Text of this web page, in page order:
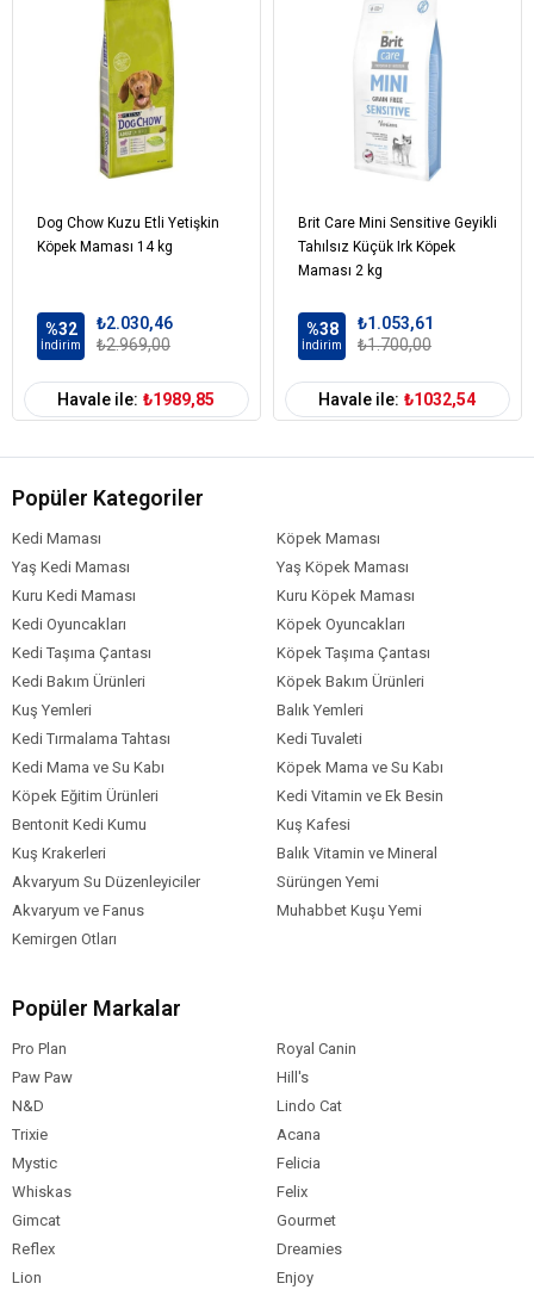
Kurutulmuş Şeker Pancarı
Biftek Ciğeri Aroması
Kurutulmuş Biftek Eti
Ketem Tohumu
Kuru Bira Mayası
Ham Selüloz: %3,50
Ham Kül: %6,50
Nem: %0,00
Kalsiyum: %1,40
Fosfor: %1,40
Sodyum: %0,50
Bakır Sülfat: 17,00 mg/kg
Besin Katkı Maddeleri
Vitamin A
Vitamin B9 (Folik Asit)
Vitamin C
Vitamin D
Vitamin E
Vitamin K
Kolin
Kalsiyum Pantotenat
Köpek Yaş
Aralığı
Yetişkin (1-7 Yaş)
Köpek Maması
Köpek Maması
Tahıl Oranı
İçerik
Köpek Maması
Paket Boyutu
Köpek Irk
Özelliği
Tümüne Uygun
Dog Chow Kuzu Etli Yetişkin
Köpek Maması 14 kg
%32
İndirim
₺2.030,46
₺2.969,00
Havale ile: ₺1989,85
Brit Care Mini Sensitive Geyikli
Tahılsız Küçük Irk Köpek
Maması 2 kg
%38
İndirim
₺1.053,61
₺1.700,00
Havale ile: ₺1032,54
Popüler Kategoriler
Kedi Maması
Köpek Maması
Yaş Kedi Maması
Yaş Köpek Maması
Kuru Kedi Maması
Kuru Köpek Maması
Kedi Oyuncakları
Köpek Oyuncakları
Kedi Taşıma Çantası
Köpek Taşıma Çantası
Kedi Bakım Ürünleri
Köpek Bakım Ürünleri
Kuş Yemleri
Balık Yemleri
Kedi Tırmalama Tahtası
Kedi Tuvaleti
Kedi Mama ve Su Kabı
Köpek Mama ve Su Kabı
Köpek Eğitim Ürünleri
Kedi Vitamin ve Ek Besin
Bentonit Kedi Kumu
Kuş Kafesi
Kuş Krakerleri
Balık Vitamin ve Mineral
Akvaryum Su Düzenleyiciler
Sürüngen Yemi
Akvaryum ve Fanus
Muhabbet Kuşu Yemi
Kemirgen Otları
Popüler Markalar
Pro Plan
Royal Canin
Paw Paw
Hill's
N&D
Lindo Cat
Trixie
Acana
Mystic
Felicia
Whiskas
Felix
Gimcat
Gourmet
Reflex
Dreamies
Lion
Enjoy